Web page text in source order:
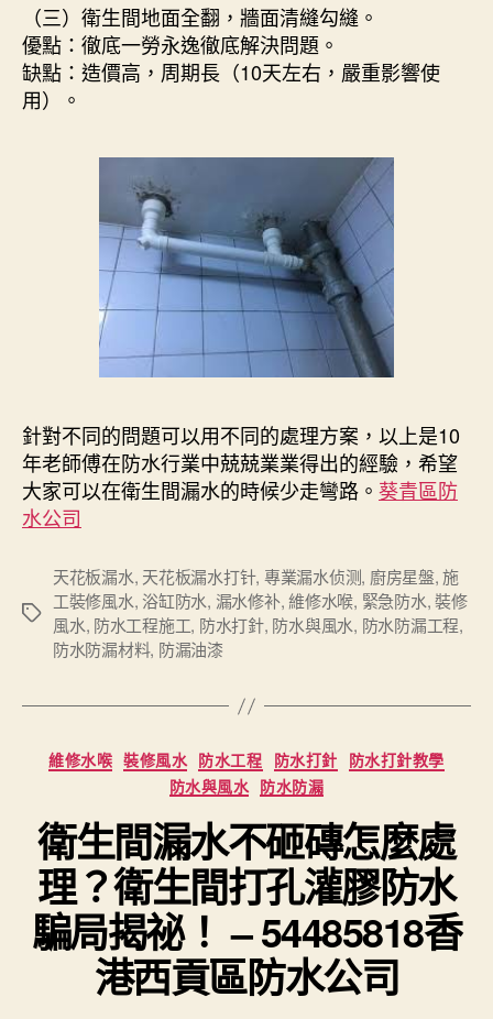
（三）衛生間地面全翻，牆面清縫勾縫。
優點：徹底一勞永逸徹底解決問題。
缺點：造價高，周期長（10天左右，嚴重影響使
用）。
針對不同的問題可以用不同的處理方案，以上是10
年老師傅在防水行業中兢兢業業得出的經驗，希望
大家可以在衛生間漏水的時候少走彎路。 葵青區防
水公司
Tags
天花板漏水, 天花板漏水打针, 專業漏水侦测, 廚房星盤,施
工裝修風水, 浴缸防水, 漏水修补,維修水喉, 緊急防水,裝修
風水, 防水工程施工, 防水打針, 防水與風水, 防水防漏工程,
防水防漏材料, 防漏油漆
Categories
維修水喉 裝修風水 防水工程 防水打針 防水打針教學
防水與風水 防水防漏
衛生間漏水不砸磚怎麼處
理？衛生間打孔灌膠防水
騙局揭祕！ – 54485818香
港西貢區防水公司